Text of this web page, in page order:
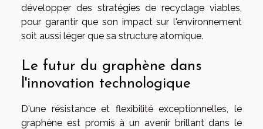
développer des stratégies de recyclage viables,
pour garantir que son impact sur l'environnement
soit aussi léger que sa structure atomique.
Le futur du graphène dans
l'innovation technologique
D'une résistance et flexibilité exceptionnelles, le
graphène est promis à un avenir brillant dans le